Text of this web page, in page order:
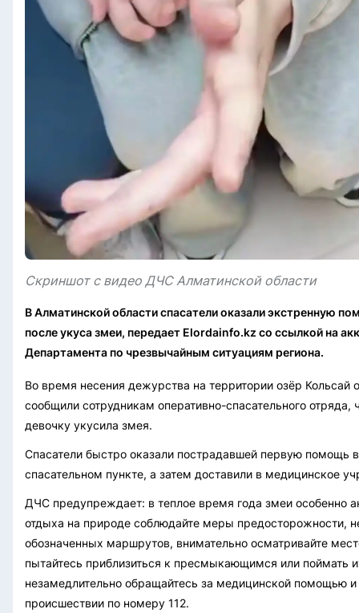
Скриншот с видео ДЧС Алматинской области
В Алматинской области спасатели оказали экстренную
после укуса змеи, передает Elordainfo.kz со ссылкой на
Департамента по чрезвычайным ситуациям региона.
Во время несения дежурства на территории озёр Кольсай
сообщили сотрудникам оперативно-спасательного отряда,
девочку укусила змея.
Спасатели быстро оказали пострадавшей первую помощь
спасательном пункте, а затем доставили в медицинское
ДЧС предупреждает: в теплое время года змеи особенно
отдыха на природе соблюдайте меры предосторожности,
обозначенных маршрутов, внимательно осматривайте
пытайтесь приблизиться к пресмыкающимся или поймать
незамедлительно обращайтесь за медицинской помощью
происшествии по номеру 112.